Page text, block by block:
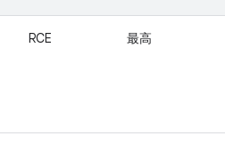
RCE 最高